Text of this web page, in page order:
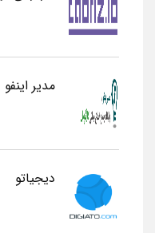
مدیر اینفو
دیجیاتو